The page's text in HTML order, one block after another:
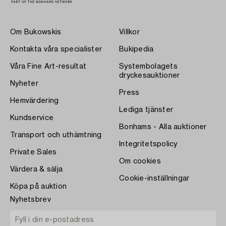
Om Bukowskis
Kontakta våra specialister
Våra Fine Art-resultat
Nyheter
Hemvärdering
Kundservice
Transport och uthämtning
Private Sales
Värdera & sälja
Köpa på auktion
Villkor
Bukipedia
Systembolagets
dryckesauktioner
Press
Lediga tjänster
Bonhams - Alla auktioner
Integritetspolicy
Om cookies
Cookie-inställningar
Nyhetsbrev